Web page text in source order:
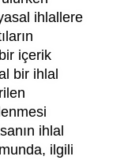
ihlallere
içerik
bir ihlal
ihlal
ilgili